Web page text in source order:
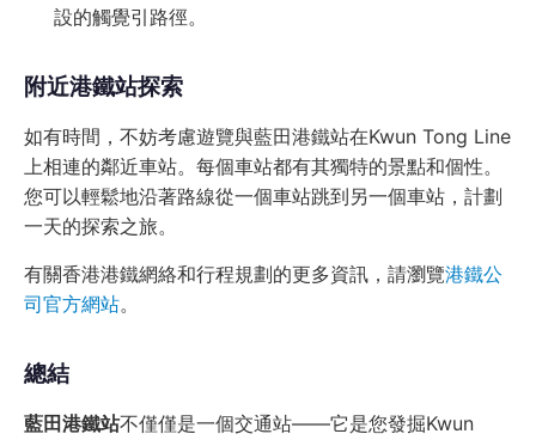
設的觸覺引路徑。
附近港鐵站探索
如有時間，不妨考慮遊覽與藍田港鐵站在Kwun Tong Line
上相連的鄰近車站。每個車站都有其獨特的景點和個性。
您可以輕鬆地沿著路線從一個車站跳到另一個車站，計劃
一天的探索之旅。
有關香港港鐵網絡和行程規劃的更多資訊，請瀏覽港鐵公
司官方網站。
總結
藍田港鐵站不僅僅是一個交通站——它是您發掘Kwun